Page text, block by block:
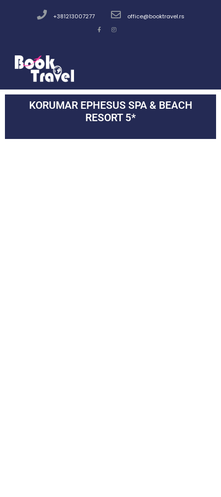
+381213007277 office@booktravel.rs
KORUMAR EPHESUS SPA & BEACH
RESORT 5*